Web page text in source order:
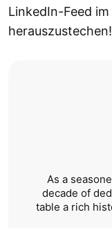
LinkedIn-Feed
herauszustechen!
As a
decade of
table a rich